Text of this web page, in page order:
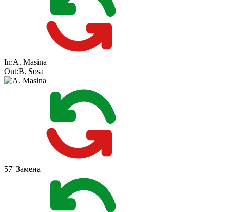
In:A. Masina
Out:B. Sosa
57' Замена